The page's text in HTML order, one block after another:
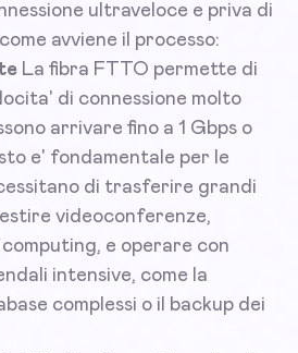
ultraveloce e priva di
avviene il processo:
La fibra FTTO permette di
di connessione molto
arrivare fino a 1 Gbps o
e' fondamentale per le
di trasferire grandi
videoconferenze,
e operare con
intensive, come la
complessi o il backup dei